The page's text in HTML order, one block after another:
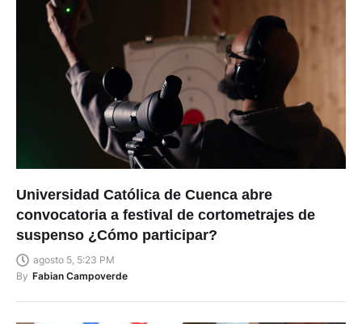
Universidad Católica de Cuenca abre
convocatoria a festival de cortometrajes de
suspenso ¿Cómo participar?
agosto 5, 5:23 PM
By Fabian Campoverde